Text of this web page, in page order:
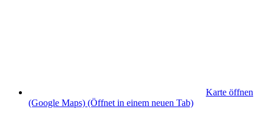
Karte öffnen
(Google Maps) (Öffnet in einem neuen Tab)